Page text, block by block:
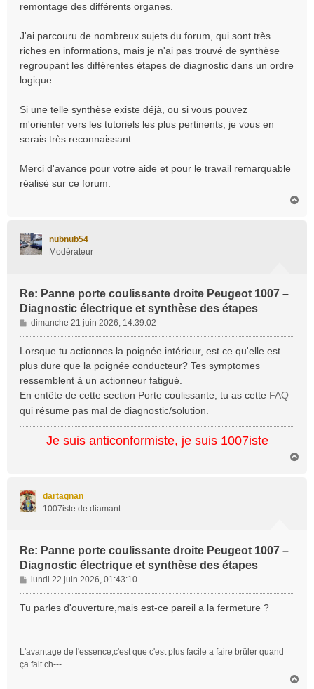
remontage des différents organes.
J'ai parcouru de nombreux sujets du forum, qui sont très
riches en informations, mais je n'ai pas trouvé de synthèse
regroupant les différentes étapes de diagnostic dans un ordre
logique.
Si une telle synthèse existe déjà, ou si vous pouvez
m'orienter vers les tutoriels les plus pertinents, je vous en
serais très reconnaissant.
Merci d'avance pour votre aide et pour le travail remarquable
réalisé sur ce forum.
nubnub54
Modérateur
Re: Panne porte coulissante droite Peugeot 1007 –
Diagnostic électrique et synthèse des étapes
M
e
s
g
e
dimanche 21 juin 2026, 14:39:02
Lorsque tu actionnes la poignée intérieur, est ce qu'elle est
plus dure que la poignée conducteur? Tes symptomes
ressemblent à un actionneur fatigué.
En entête de cette section Porte coulissante, tu as cette FAQ
qui résume pas mal de diagnostic/solution.
Je suis anticonformiste, je suis 1007iste
dartagnan
1007iste de diamant
Re: Panne porte coulissante droite Peugeot 1007 –
Diagnostic électrique et synthèse des étapes
M
e
s
e
lundi 22 juin 2026, 01:43:10
Tu parles d'ouverture,mais est-ce pareil a la fermeture ?
L'avantage de l'essence,c'est que c'est plus facile a faire brûler quand
ça fait ch---.